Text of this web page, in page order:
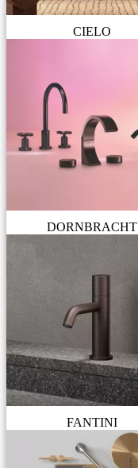
CIELO
DORNBRACHT
FANTINI